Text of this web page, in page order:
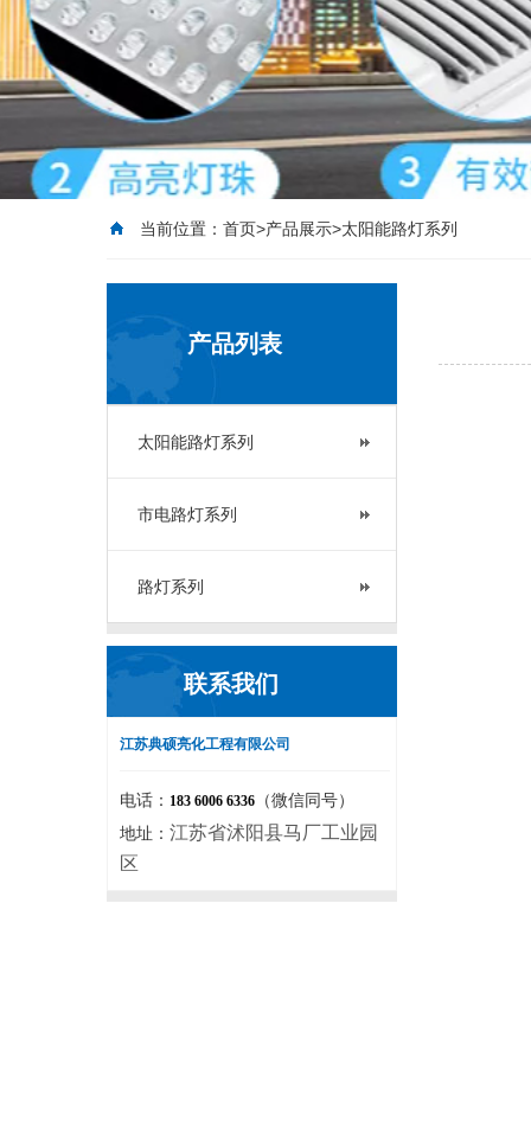
当前位置： 首页>产品展示>太阳能路灯系列
产品列表
太阳能路灯系列
市电路灯系列
路灯系列
联系我们
江苏典硕亮化工程有限公司
电话： 183 6006 6336 （微信同号）
地址： 江苏省沭阳县马厂工业园
区